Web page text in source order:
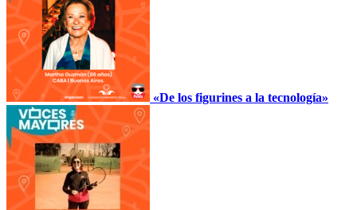
«De los figurines a la tecnología»